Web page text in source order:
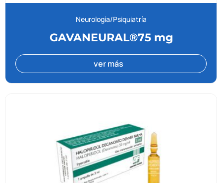
Neurología/Psiquiatría
GAVANEURAL®75 mg
ver más